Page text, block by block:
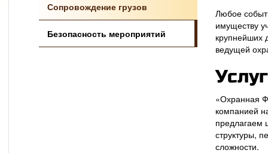
Сопровождение грузов
Безопасность мероприятий
Любое
имуществу
крупнейших
ведущей
«Охранная
компанией
предлагаем
структуры,
сложности.